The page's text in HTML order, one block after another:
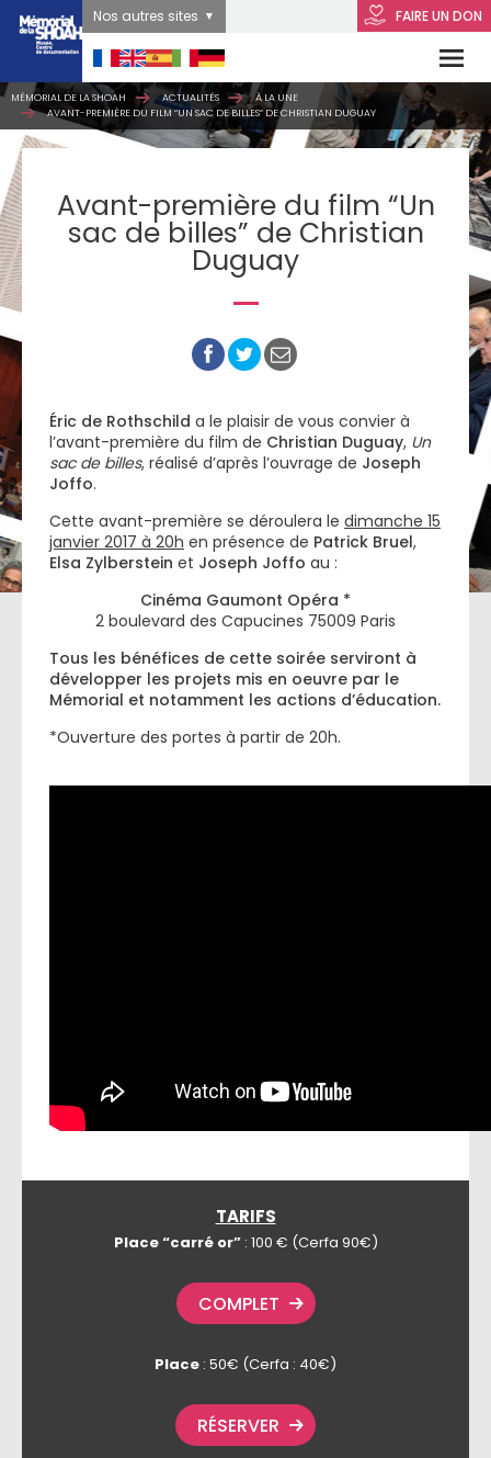
FAIRE UN DON
Nos autres sites
MÉMORIAL DE LA SHOAH ACTUALITÉS
À LA UNE
AVANT-PREMIÈRE DU FILM “UN SAC DE BILLES” DE CHRISTIAN DUGUAY
Avant-première du film “Un
sac de billes” de Christian
Duguay
Éric de Rothschild a le plaisir de vous convier à
l’avant-première du film de Christian Duguay, Un
sac de billes, réalisé d’après l’ouvrage de Joseph
Joffo.
Cette avant-première se déroulera le dimanche 15
janvier 2017 à 20h en présence de Patrick Bruel,
Elsa Zylberstein et Joseph Joffo au :
Cinéma Gaumont Opéra *
2 boulevard des Capucines 75009 Paris
Tous les bénéfices de cette soirée serviront à
développer les projets mis en oeuvre par le
Mémorial et notamment les actions d’éducation.
*Ouverture des portes à partir de 20h.
TARIFS
Place “carré or”: 100 € (Cerfa 90€)
COMPLET
Place : 50€ (Cerfa : 40€)
RÉSERVER